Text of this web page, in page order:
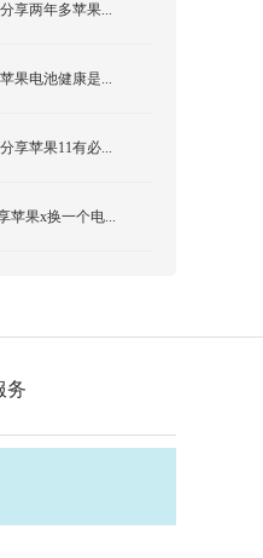
享两年多苹果...
果电池健康是...
享苹果11有必...
苹果x换一个电...
务